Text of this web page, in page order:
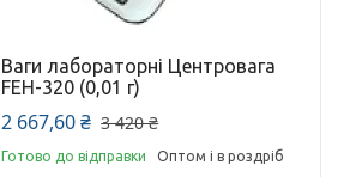
Ваги лабораторні Центровага
FEH-320 (0,01 г)
2 667,60 ₴ 3 420 ₴
Готово до відправки Оптом і в роздріб